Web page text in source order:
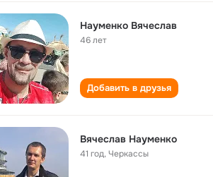
Науменко Вячеслав
46 лет
Добавить в друзья
Вячеслав Науменко
41 год,Черкассы